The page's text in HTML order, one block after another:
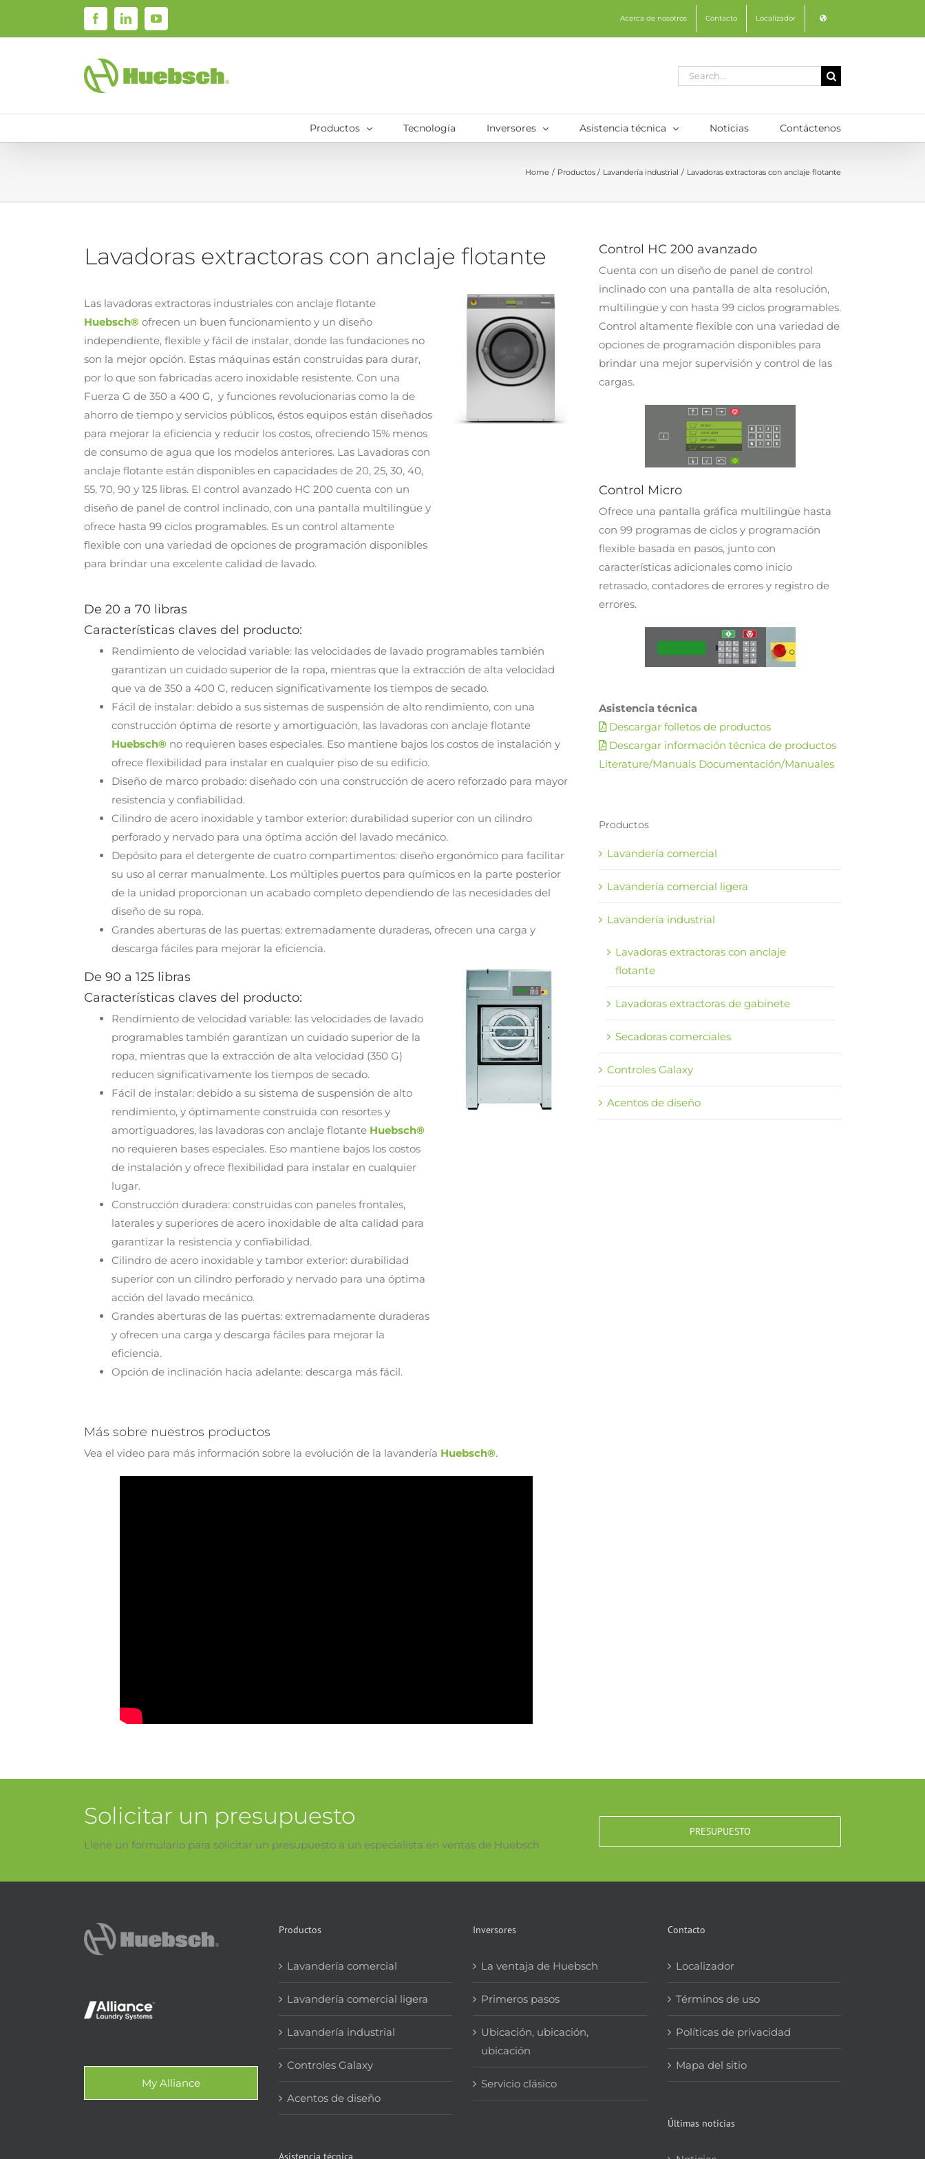
FacebookLinkedInYouTube Acerca de nosotros Contacto Localizador
Search
Productos Tecnología Inversores Asistencia técnica Noticias Contáctenos
Home Productos Lavandería industrial Lavadoras extractoras con anclaje flotante
Lavadoras extractoras con anclaje flotante
Las lavadoras extractoras industriales con anclaje flotante
Huebsch® ofrecen un buen funcionamiento y un diseño
independiente, flexible y fácil de instalar, donde las fundaciones no
son la mejor opción. Estas máquinas están construidas para durar,
por lo que son fabricadas acero inoxidable resistente. Con una
Fuerza G de 350 a 400 G, y funciones revolucionarias como la de
ahorro de tiempo y servicios públicos, éstos equipos están diseñados
para mejorar la eficiencia y reducir los costos, ofreciendo 15% menos
de consumo de agua que los modelos anteriores. Las Lavadoras con
anclaje flotante están disponibles en capacidades de 20, 25, 30, 40,
55, 70, 90 y 125 libras. El control avanzado HC 200 cuenta con un
diseño de panel de control inclinado, con una pantalla multilingüe y
ofrece hasta 99 ciclos programables. Es un control altamente
flexible con una variedad de opciones de programación disponibles
para brindar una excelente calidad de lavado.
De 20 a 70 libras
Características claves del producto:
Rendimiento de velocidad variable: las velocidades de lavado programables también
garantizan un cuidado superior de la ropa, mientras que la extracción de alta velocidad
que va de 350 a 400 G, reducen significativamente los tiempos de secado.
Fácil de instalar: debido a sus sistemas de suspensión de alto rendimiento, con una
construcción óptima de resorte y amortiguación, las lavadoras con anclaje flotante
Huebsch® no requieren bases especiales. Eso mantiene bajos los costos de instalación y
ofrece flexibilidad para instalar en cualquier piso de su edificio.
Diseño de marco probado: diseñado con una construcción de acero reforzado para mayor
resistencia y confiabilidad.
Cilindro de acero inoxidable y tambor exterior: durabilidad superior con un cilindro
perforado y nervado para una óptima acción del lavado mecánico.
Depósito para el detergente de cuatro compartimentos: diseño ergonómico para facilitar
su uso al cerrar manualmente. Los múltiples puertos para químicos en la parte posterior
de la unidad proporcionan un acabado completo dependiendo de las necesidades del
diseño de su ropa.
Grandes aberturas de las puertas: extremadamente duraderas, ofrecen una carga y
descarga fáciles para mejorar la eficiencia.
De 90 a 125 libras
Características claves del producto:
Rendimiento de velocidad variable: las velocidades de lavado
programables también garantizan un cuidado superior de la
ropa, mientras que la extracción de alta velocidad (350 G)
reducen significativamente los tiempos de secado.
Fácil de instalar: debido a su sistema de suspensión de alto
rendimiento, y óptimamente construida con resortes y
amortiguadores, las lavadoras con anclaje flotante Huebsch®
no requieren bases especiales. Eso mantiene bajos los costos
de instalación y ofrece flexibilidad para instalar en cualquier
lugar.
Construcción duradera: construidas con paneles frontales,
laterales y superiores de acero inoxidable de alta calidad para
garantizar la resistencia y confiabilidad.
Cilindro de acero inoxidable y tambor exterior: durabilidad
superior con un cilindro perforado y nervado para una óptima
acción del lavado mecánico.
Grandes aberturas de las puertas: extremadamente duraderas
y ofrecen una carga y descarga fáciles para mejorar la
eficiencia.
Opción de inclinación hacia adelante: descarga más fácil.
Más sobre nuestros productos
Vea el video para más información sobre la evolución de la lavandería Huebsch®.
Control HC 200 avanzado
Cuenta con un diseño de panel de control
inclinado con una pantalla de alta resolución,
multilingüe y con hasta 99 ciclos programables.
Control altamente flexible con una variedad de
opciones de programación disponibles para
brindar una mejor supervisión y control de las
cargas.
Control Micro
Ofrece una pantalla gráfica multilingüe hasta
con 99 programas de ciclos y programación
flexible basada en pasos, junto con
características adicionales como inicio
retrasado, contadores de errores y registro de
errores.
Asistencia técnica
Descargar folletos de productos
Descargar información técnica de productos
Literature/Manuals Documentación/Manuales
Productos
Lavandería comercial
Lavandería comercial ligera
Lavandería industrial
Lavadoras extractoras con anclaje
flotante
Lavadoras extractoras de gabinete
Secadoras comerciales
Controles Galaxy
Acentos de diseño
Solicitar un presupuesto
Llene un formulario para solicitar un presupuesto a un especialista en ventas de Huebsch
PRESUPUESTO
My Alliance
Productos
Lavandería comercial
Lavandería comercial ligera
Lavandería industrial
Controles Galaxy
Acentos de diseño
Asistencia técnica
Inversores
La ventaja de Huebsch
Primeros pasos
Ubicación, ubicación,
ubicación
Servicio clásico
Contacto
Localizador
Términos de uso
Políticas de privacidad
Mapa del sitio
Últimas noticias